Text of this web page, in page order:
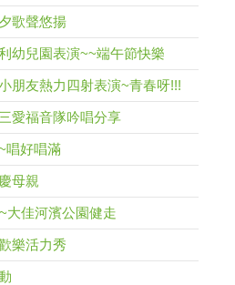
歌聲悠揚
幼兒園表演~~端午節快樂
朋友熱力四射表演~青春呀!!!
愛福音隊吟唱分享
唱好唱滿
母親
大佳河濱公園健走
樂活力秀